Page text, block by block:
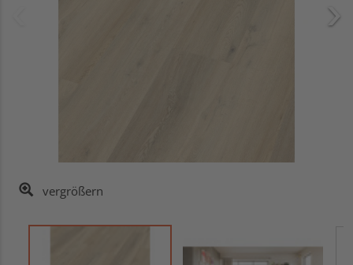
vergrößern